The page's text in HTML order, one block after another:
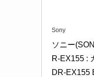
Sony
ソニー
R-EX155 :
DR-EX155